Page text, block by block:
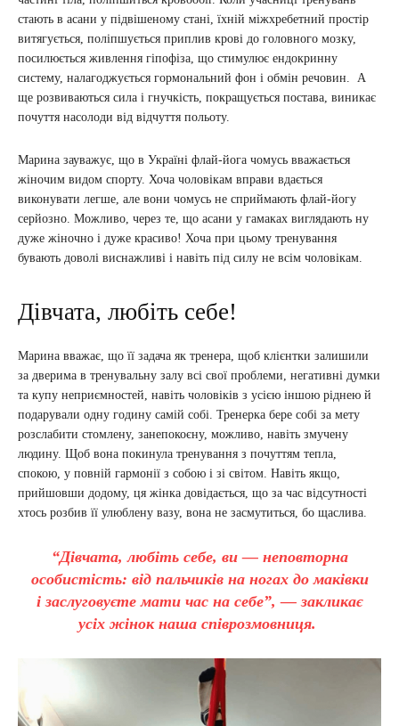
стають в асани у підвішеному стані, їхній міжхребетний простір
витягується, поліпшується приплив крові до головного мозку,
посилюється живлення гіпофіза, що стимулює ендокринну
систему, налагоджується гормональний фон і обмін речовин. А
ще розвиваються сила і гнучкість, покращується постава, виникає
почуття насолоди від відчуття польоту.
Марина зауважує, що в Україні флай-йога чомусь вважається
жіночим видом спорту. Хоча чоловікам вправи вдається
виконувати легше, але вони чомусь не сприймають флай-йогу
серйозно. Можливо, через те, що асани у гамаках виглядають ну
дуже жіночно і дуже красиво! Хоча при цьому тренування
бувають доволі виснажливі і навіть під силу не всім чоловікам.
Дівчата, любіть себе!
Марина вважає, що її задача як тренера, щоб клієнтки залишили
за дверима в тренувальну залу всі свої проблеми, негативні думки
та купу неприємностей, навіть чоловіків з усією іншою ріднею й
подарували одну годину самій собі. Тренерка бере собі за мету
розслабити стомлену, занепокоєну, можливо, навіть змучену
людину. Щоб вона покинула тренування з почуттям тепла,
спокою, у повній гармонії з собою і зі світом. Навіть якщо,
прийшовши додому, ця жінка довідається, що за час відсутності
хтось розбив її улюблену вазу, вона не засмутиться, бо щаслива.
“Дівчата, любіть себе, ви — неповторна
особистість: від пальчиків на ногах до маківки
і заслуговуєте мати час на себе”, — закликає
усіх жінок наша співрозмовниця.